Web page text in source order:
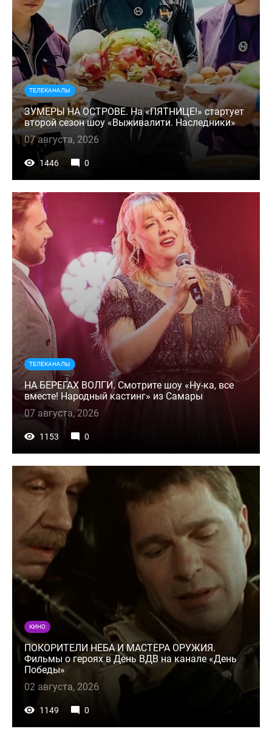
ТЕЛЕКАНАЛЫ
ЗУМЕРЫ НА ОСТРОВЕ. На «ПЯТНИЦЕ!» стартует
второй сезон шоу «Выживалити. Наследники»
07 августа, 2026
1446 0
ТЕЛЕКАНАЛЫ
НА БЕРЕГАХ ВОЛГИ. Смотрите шоу «Ну-ка, все
вместе! Народный кастинг» из Самары
07 августа, 2026
1153 0
КИНО
ПОКОРИТЕЛИ НЕБА И МАСТЕРА ОРУЖИЯ.
Фильмы о героях в День ВДВ на канале «День
Победы»
02 августа, 2026
1149 0